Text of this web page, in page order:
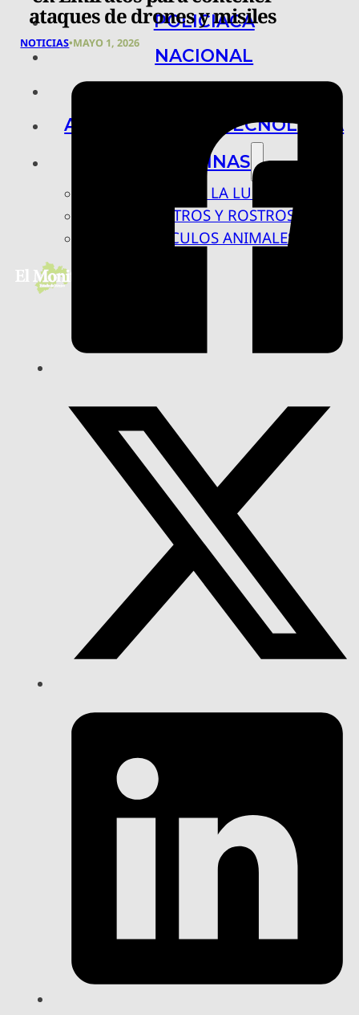
POLICIACA
NACIONAL
ARTE, CIENCIA Y TECNOLOGÍA
COLUMNAS
BAJO LA LUPA
RASTROS Y ROSTROS
VÍNCULOS ANIMALES
ataques de drones y misiles
NOTICIAS•MAYO 1, 2026